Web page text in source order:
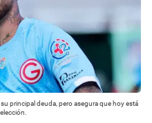
principal deuda, pero asegura que hoy está